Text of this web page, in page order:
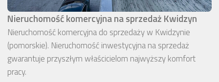
Nieruchomość komercyjna na sprzedaż Kwidzyn
Nieruchomość komercyjna do sprzedaży w Kwidzynie
(pomorskie). Nieruchomość inwestycyjna na sprzedaż
gwarantuje przyszłym właścicielom najwyższy komfort
pracy.